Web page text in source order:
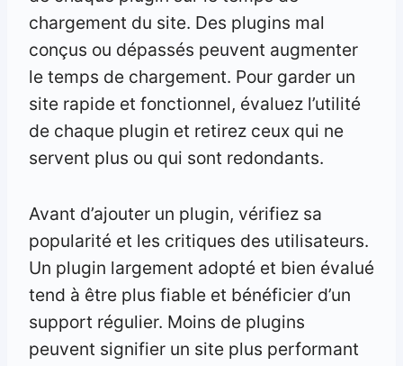
chargement du site. Des plugins mal
conçus ou dépassés peuvent augmenter
le temps de chargement. Pour garder un
site rapide et fonctionnel, évaluez l’utilité
de chaque plugin et retirez ceux qui ne
servent plus ou qui sont redondants.
Avant d’ajouter un plugin, vérifiez sa
popularité et les critiques des utilisateurs.
Un plugin largement adopté et bien évalué
tend à être plus fiable et bénéficier d’un
support régulier. Moins de plugins
peuvent signifier un site plus performant